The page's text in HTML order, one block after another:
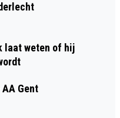
laat weten of hij
AA Gent